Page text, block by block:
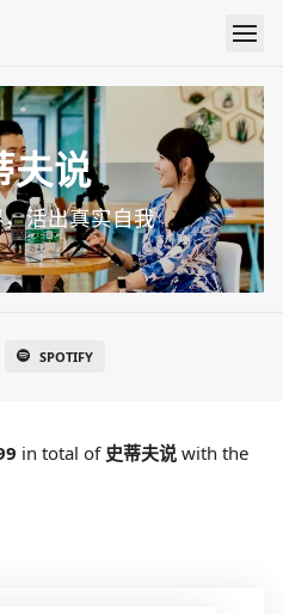
夫说
活出真实自我
SPOTIFY
in total of 史蒂夫说 with the